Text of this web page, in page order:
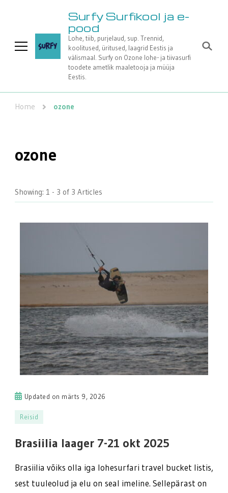
Surfy Surfikool ja e-
pood
Lohe, tiib, purjelaud, sup. Trennid,
koolitused, üritused, laagrid Eestis ja
välismaal. Surfy on Ozone lohe- ja tiivasurfi
toodete ametlik maaletooja ja müüja
Eestis.
Home ozone
ozone
Showing: 1 - 3 of 3 Articles
Updated on märts 9, 2026
Reisid
Brasiilia laager 7-21 okt 2025
Brasiilia võiks olla iga lohesurfari travel bucket listis,
sest tuuleolud ja elu on seal imeline. Sellepärast on